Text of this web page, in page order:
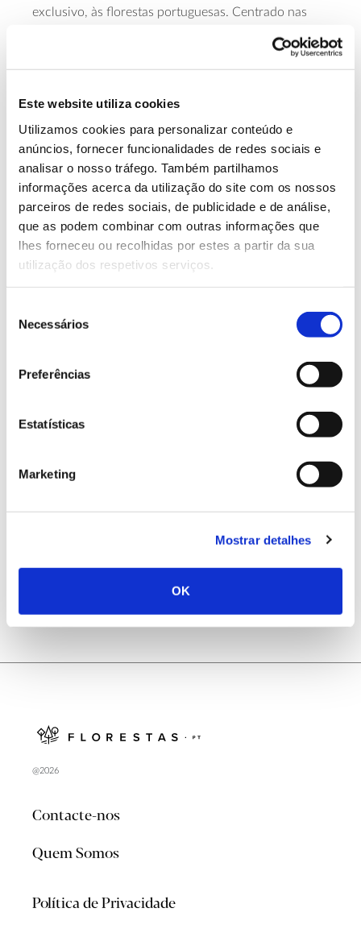
Este website utiliza cookies
Utilizamos cookies para personalizar conteúdo e
anúncios, fornecer funcionalidades de redes sociais e
analisar o nosso tráfego. Também partilhamos
informações acerca da utilização do site com os nossos
parceiros de redes sociais, de publicidade e de análise,
que as podem combinar com outras informações que
lhes forneceu ou recolhidas por estes a partir da sua
utilização dos respetivos serviços.
Necessários
Preferências
Estatísticas
Marketing
Mostrar detalhes
OK
exclusivo, às florestas portuguesas. Centrado nas
diversas ameaças que o património natural enfrenta
(que levam à perda de espécies e habitats), o debate
transmitido através do canal
Saiba mais sobre o debate
13.07.2026
Genoma do priolo e de outras espécies em risco:
conhecer para conservar
Registar galhas de Trichi em acácia-das-espigas:
25.06.2026
Natureza e florestas procuram jovens voluntários
@2026
Contacte-nos
Quem Somos
Política de Privacidade